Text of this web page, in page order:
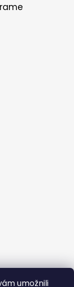
umožnili